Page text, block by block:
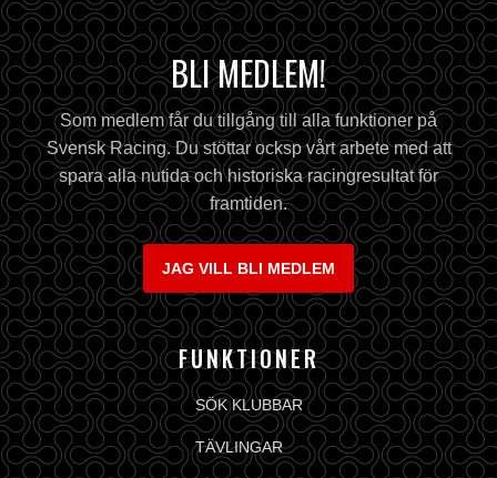
BLI MEDLEM!
Som medlem får du tillgång till alla funktioner på
Svensk Racing. Du stöttar ocksp vårt arbete med att
spara alla nutida och historiska racingresultat för
framtiden.
JAG VILL BLI MEDLEM
FUNKTIONER
SÖK KLUBBAR
TÄVLINGAR